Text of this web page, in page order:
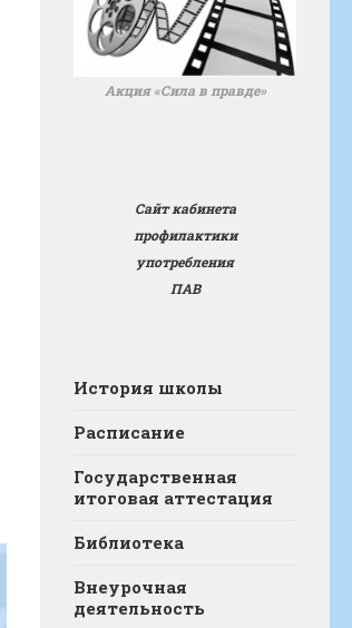
Акция «Сила в правде»
Сайт кабинета
профилактики
употребления
ПАВ
История школы
Расписание
Государственная
итоговая аттестация
Библиотека
Внеурочная
деятельность